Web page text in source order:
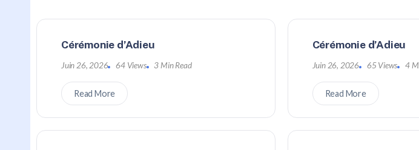
Cérémonie d’Adieu
Juin 26, 2026 64 Views 3 Min Read
Read More
Cérémonie d’Adieu
Juin 26, 2026 65 Views 4
Read More